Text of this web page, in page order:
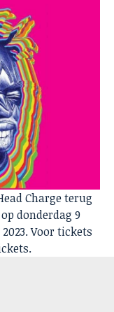
Charge terug
donderdag 9
Voor tickets
.